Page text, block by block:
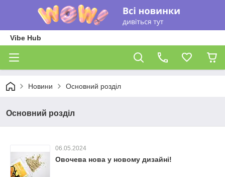
Vibe Hub
Новини Основний розділ
Основний розділ
06.05.2024
Овочева нова у новому дизайні!